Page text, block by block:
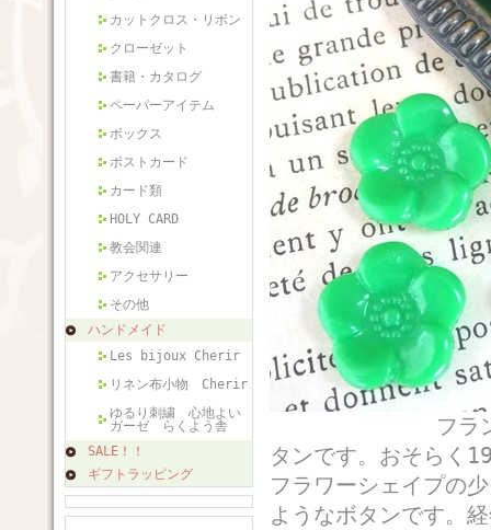
カットクロス・リボン
クローゼット
書籍・カタログ
ペーパーアイテム
ボックス
ポストカード
カード類
HOLY CARD
教会関連
アクセサリー
その他
ハンドメイド
Les bijoux Cherir
リネン布小物 Cherir
ゆるり刺繍 心地よい
ガーゼ らくよう舎
SALE！！
ギフトラッピング
フランスから届
タンです。おそらく
フラワーシェイプの
ようなボタンです。